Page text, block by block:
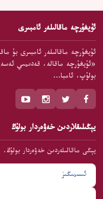
ئۇيغۇرچە ماقالىلەر ئامبىرى
ئۇيغۇرچە ماقالىلەر ئامبىرى بۇ
«ئۇيغۇرچە ماقالە، قەدىمىي
بولۇپ، ئامبا…
يېڭىلىقلاردىن خەۋەردار بولۇڭ
يېڭى ماقالىلەردىن خەۋەردار بولۇڭ.